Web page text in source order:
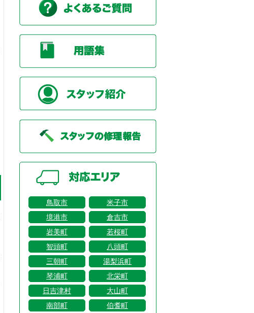
鳥取市
米子市
境港市
倉吉市
岩美町
若桜町
智頭町
八頭町
三朝町
湯梨浜町
琴浦町
北栄町
日吉津村
大山町
南部町
伯耆町